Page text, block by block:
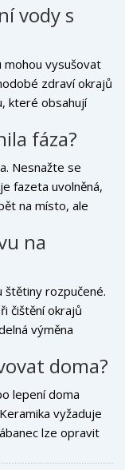
nebo počítejte
vody s
mohou vysušovat
zdraví okrajů
které obsahují
v ústech
zdravé
fáza?
Nesnažte se
fazeta uvolněná,
na místo, ale
plochy. Pokud
mléka, nikoliv do
aby
na
štětiny rozpučené.
čištění okrajů
výměna
doma?
lepení doma
vyžaduje
lze opravit